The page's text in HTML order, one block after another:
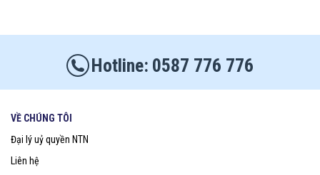
0587 776 776
VỀ CHÚNG TÔI
Đại lý uỷ quyền NTN
Liên hệ